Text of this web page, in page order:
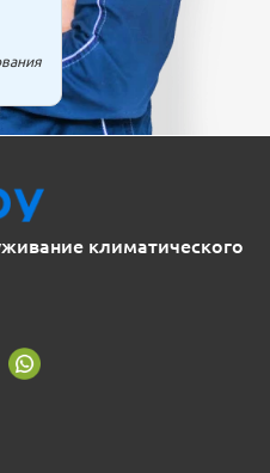
климатического